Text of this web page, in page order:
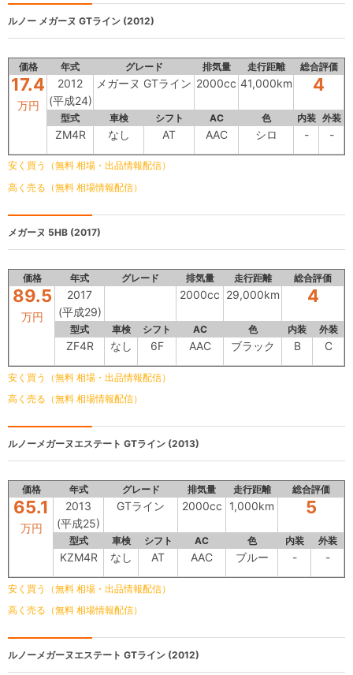
ルノー メガーヌ GTライン (2012)
価格 年式 グレード 排気量 走行距離 総合評価
17.4
万円
2012
(平成24)
メガーヌ GTライン 2000cc 41,000km 4
型式 車検 シフト AC 色 内装 外装
ZM4R なし AT AAC シロ - -
安く買う（無料 相場・出品情報配信）
高く売る（無料 相場情報配信）
メガーヌ 5HB (2017)
価格 年式 グレード 排気量 走行距離 総合評価
89.5
万円
2017
(平成29)
2000cc 29,000km 4
型式 車検 シフト AC 色 内装 外装
ZF4R なし 6F AAC ブラック B C
安く買う（無料 相場・出品情報配信）
高く売る（無料 相場情報配信）
ルノーメガーヌエステート GTライン (2013)
価格 年式 グレード 排気量 走行距離 総合評価
65.1
万円
2013
(平成25)
GTライン 2000cc 1,000km 5
型式 車検 シフト AC 色 内装 外装
KZM4R なし AT AAC ブルー - -
安く買う（無料 相場・出品情報配信）
高く売る（無料 相場情報配信）
ルノーメガーヌエステート GTライン (2012)